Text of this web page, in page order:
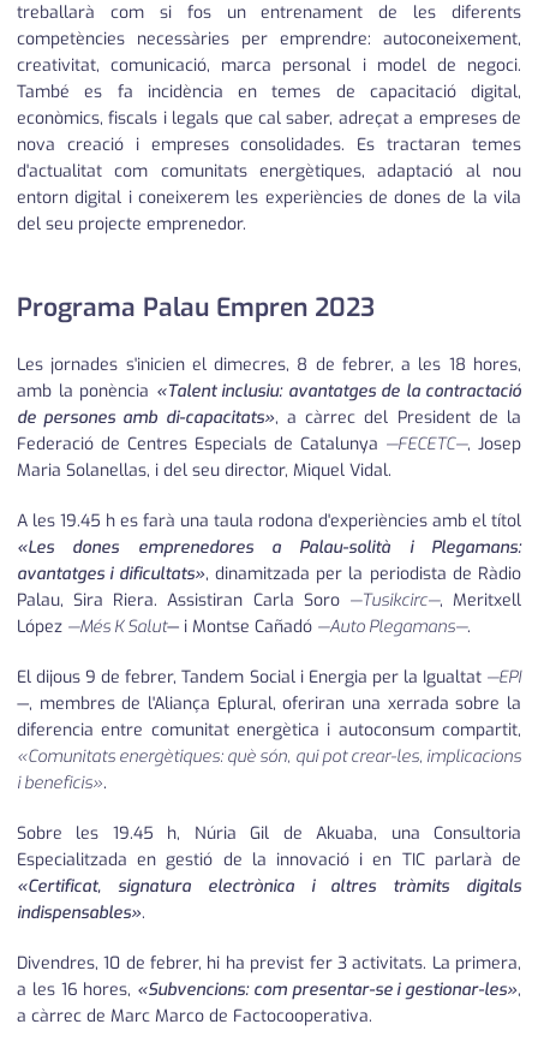
treballarà com si fos un entrenament de les diferents
competències necessàries per emprendre: autoconeixement,
creativitat, comunicació, marca personal i model de negoci.
També es fa incidència en temes de capacitació digital,
econòmics, fiscals i legals que cal saber, adreçat a empreses de
nova creació i empreses consolidades. Es tractaran temes
d'actualitat com comunitats energètiques, adaptació al nou
entorn digital i coneixerem les experiències de dones de la vila
del seu projecte emprenedor.
Programa Palau Empren 2023
Les jornades s'inicien el dimecres, 8 de febrer, a les 18 hores,
amb la ponència «Talent inclusiu: avantatges de la contractació
de persones amb di-capacitats», a càrrec del President de la
Federació de Centres Especials de Catalunya —FECETC—, Josep
Maria Solanellas, i del seu director, Miquel Vidal.
A les 19.45 h es farà una taula rodona d'experiències amb el títol
«Les dones emprenedores a Palau-solità i Plegamans:
avantatges i dificultats», dinamitzada per la periodista de Ràdio
Palau, Sira Riera. Assistiran Carla Soro —Tusikcirc—, Meritxell
López —Més K Salut— i Montse Cañadó —Auto Plegamans—.
El dijous 9 de febrer, Tandem Social i Energia per la Igualtat —EPI
—, membres de l'Aliança Eplural, oferiran una xerrada sobre la
diferencia entre comunitat energètica i autoconsum compartit,
«Comunitats energètiques: què són, qui pot crear-les, implicacions
i beneficis».
Sobre les 19.45 h, Núria Gil de Akuaba, una Consultoria
Especialitzada en gestió de la innovació i en TIC parlarà de
«Certificat, signatura electrònica i altres tràmits digitals
indispensables».
Divendres, 10 de febrer, hi ha previst fer 3 activitats. La primera,
a les 16 hores, «Subvencions: com presentar-se i gestionar-les»,
a càrrec de Marc Marco de Factocooperativa.